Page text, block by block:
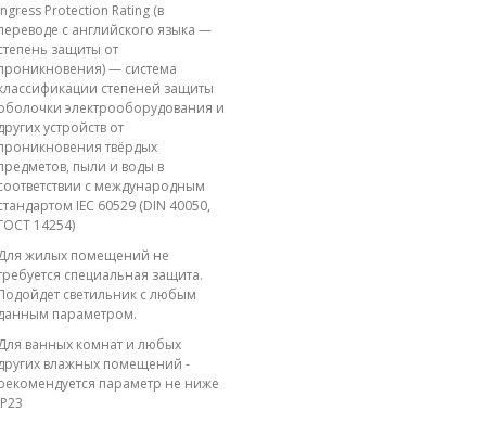
Protection Rating (в
с английского языка —
защиты от
— система
степеней защиты
электрооборудования и
устройств от
твёрдых
пыли и воды в
с международным
IEC 60529 (DIN 40050,
14254)
жилых помещений не
специальная защита.
светильник с любым
параметром.
ванных комнат и любых
влажных помещений -
параметр не ниже